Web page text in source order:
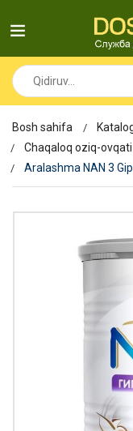
Bosh sahifa
Chaqaloq oziq-ovqati
Aralashma NAN 3